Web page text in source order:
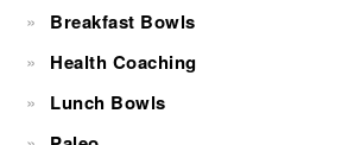
Breakfast Bowls
Health Coaching
Lunch Bowls